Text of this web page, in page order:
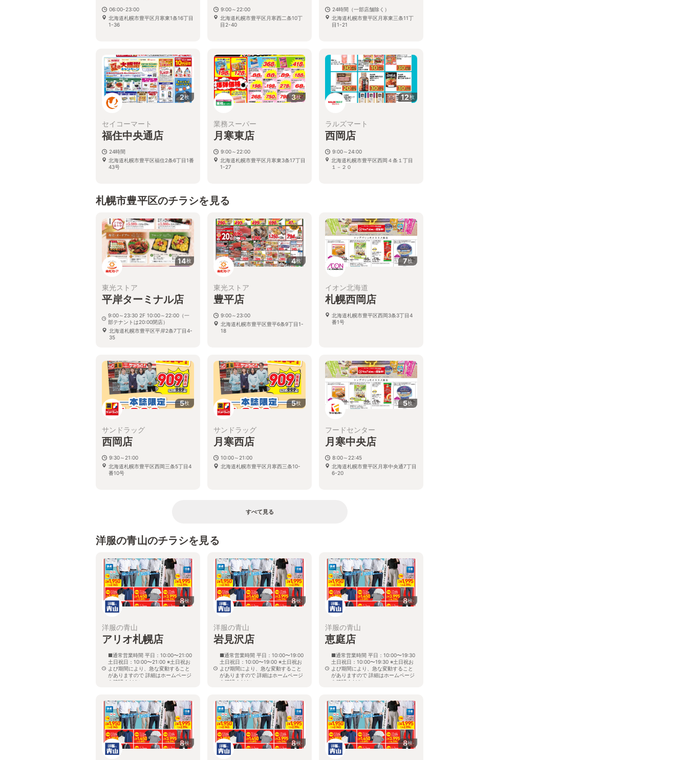
06:00-23:00
北海道札幌市豊平区月寒東1条16丁目
1-36
9:00～22:00
北海道札幌市豊平区月寒西二条10丁
目2-40
24時間（一部店舗除く）
北海道札幌市豊平区月寒東三条11丁
目1-21
2枚
セイコーマート
福住中央通店
24時間
北海道札幌市豊平区福住2条6丁目1番
43号
3枚
業務スーパー
月寒東店
9:00～22:00
北海道札幌市豊平区月寒東3条17丁目
1-27
12枚
ラルズマート
西岡店
9:00～24:00
北海道札幌市豊平区西岡４条１丁目
１－２０
札幌市豊平区のチラシを見る
14枚
東光ストア
平岸ターミナル店
9:00～23:30 2F 10:00～22:00（一
部テナントは20:00閉店）
北海道札幌市豊平区平岸2条7丁目4-
35
4枚
東光ストア
豊平店
9:00～23:00
北海道札幌市豊平区豊平6条9丁目1-
18
7枚
イオン北海道
札幌西岡店
北海道札幌市豊平区西岡3条3丁目4
番1号
5枚
サンドラッグ
西岡店
9:30～21:00
北海道札幌市豊平区西岡三条5丁目4
番10号
5枚
サンドラッグ
月寒西店
10:00～21:00
北海道札幌市豊平区月寒西三条10-
5枚
フードセンター
月寒中央店
8:00～22:45
北海道札幌市豊平区月寒中央通7丁目
6-20
すべて見る
洋服の青山のチラシを見る
8枚
洋服の青山
アリオ札幌店
■通常営業時間 平日：10:00〜21:00
土日祝日：10:00〜21:00 ※土日祝お
よび期間により、急な変動すること
がありますので 詳細はホームページ
を確認ください
8枚
洋服の青山
岩見沢店
■通常営業時間 平日：10:00〜19:00
土日祝日：10:00〜19:00 ※土日祝お
よび期間により、急な変動すること
がありますので 詳細はホームページ
を確認ください
8枚
洋服の青山
恵庭店
■通常営業時間 平日：10:00〜19:30
土日祝日：10:00〜19:30 ※土日祝お
よび期間により、急な変動すること
がありますので 詳細はホームページ
を確認ください
8枚 8枚 8枚